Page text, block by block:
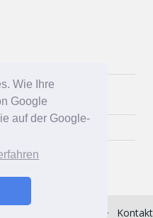
Wie Ihre
Google
auf der Google-
Kontakt